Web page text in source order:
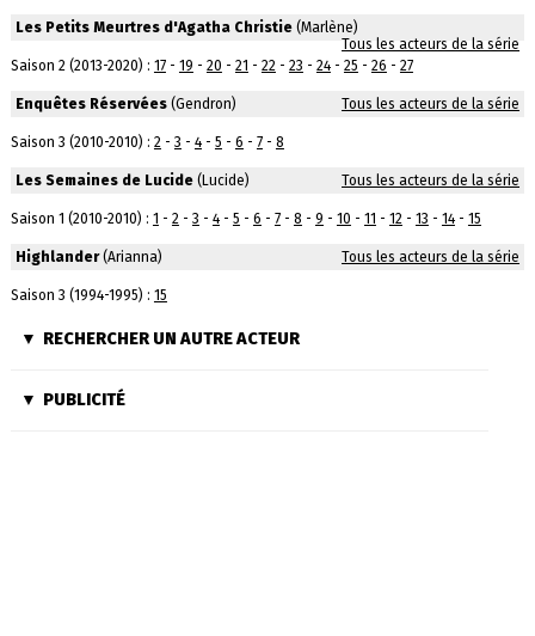
Les Petits Meurtres d'Agatha Christie(Marlène)
Tous les acteurs de la série
Saison 2 (2013-2020) : 17- 19 - 20 - 21 - 22- 23 - 24- 25 - 26 - 27
Enquêtes Réservées(Gendron) Tous les acteurs de la série
Saison 3 (2010-2010) : 2- 3 - 4- 5 - 6 - 7- 8
Les Semaines de Lucide(Lucide) Tous les acteurs de la série
Saison 1 (2010-2010) : 1 - 2- 3 - 4- 5 - 6 - 7- 8 - 9 - 10 - 11 - 12- 13 - 14- 15
Highlander(Arianna) Tous les acteurs de la série
Saison 3 (1994-1995) : 15
RECHERCHER UN AUTRE ACTEUR
PUBLICITÉ